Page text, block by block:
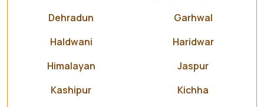
Dehradun
Garhwal
Haldwani
Haridwar
Himalayan
Jaspur
Kashipur
Kichha